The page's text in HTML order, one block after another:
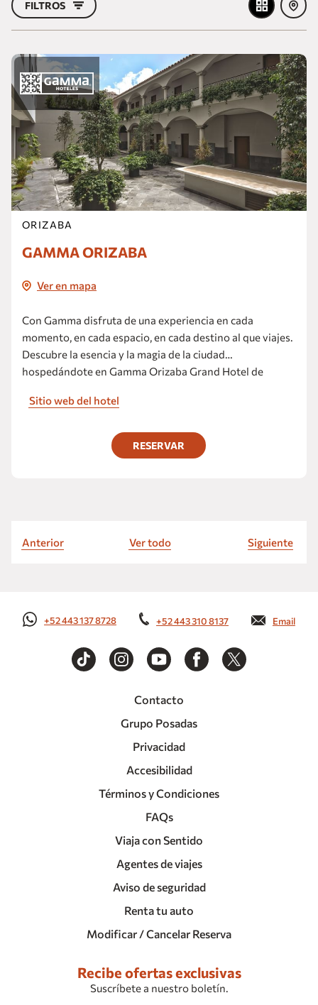
FILTROS
ORIZABA
GAMMA ORIZABA
Ver en mapa
Con Gamma disfruta de una experiencia en cada
momento, en cada espacio, en cada destino al que viajes.
Descubre la esencia y la magia de la ciudad
hospedándote en Gamma Orizaba Grand Hotel de
Sitio web del hotel
RESERVAR
Anterior Ver todo Siguiente
+52 443 137 8728 +52 443 310 8137 Email
Contacto
Grupo Posadas
Privacidad
Accesibilidad
Términos y Condiciones
FAQs
Viaja con Sentido
Agentes de viajes
Aviso de seguridad
Renta tu auto
Modificar / Cancelar Reserva
Recibe ofertas exclusivas
Suscríbete a nuestro boletín.